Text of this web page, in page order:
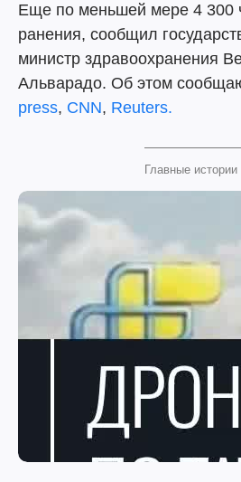
Еще по меньшей мере 4 300
ранения, сообщил
министр здравоохранения
Альварадо. Об этом
press, CNN, Reuters.
Главные истории